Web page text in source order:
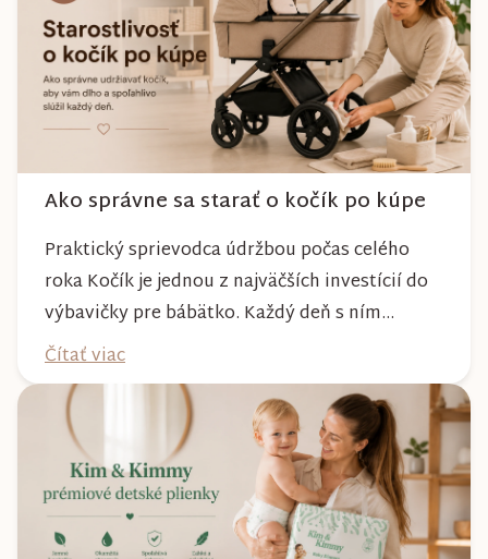
Ako správne sa starať o kočík po kúpe
Praktický sprievodca údržbou počas celého
roka Kočík je jednou z najväčších investícií do
výbavičky pre bábätko. Každý deň s ním
absolvujete prechádzky po meste, v parkoch,
na lesných chodníkoch aj počas nepriaznivého
počasia. Pravidelnou starostlivosťou si však
môžete byť istí, že vám bude spoľahlivo slúžiť
dlhé roky a zachová si svoj krásny vzhľ...
Čítať viac